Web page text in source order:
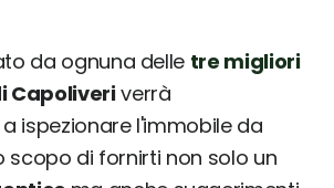
da ognuna delle tre migliori
Capoliveriverrà
ispezionare l'immobile da
scopo di fornirti non solo un